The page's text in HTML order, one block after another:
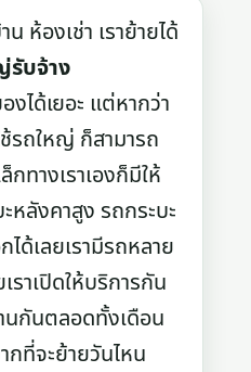
ห้องเช่า เราย้ายได้
รับจ้าง
งได้เยอะ แต่หากว่า
รถใหญ่ ก็สามารถ
กทางเราเองก็มีให้
หลังคาสูง รถกระบะ
ด้เลยเรามีรถหลาย
ราเปิดให้บริการกัน
นกันตลอดทั้งเดือน
ที่จะย้ายวันไหน